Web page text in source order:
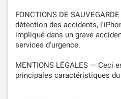
FONCTIONS DE
détection des accidents,
impliqué dans un grave
services d'urgence.
MENTIONS LÉGALES — Ceci
principales caractéristiques